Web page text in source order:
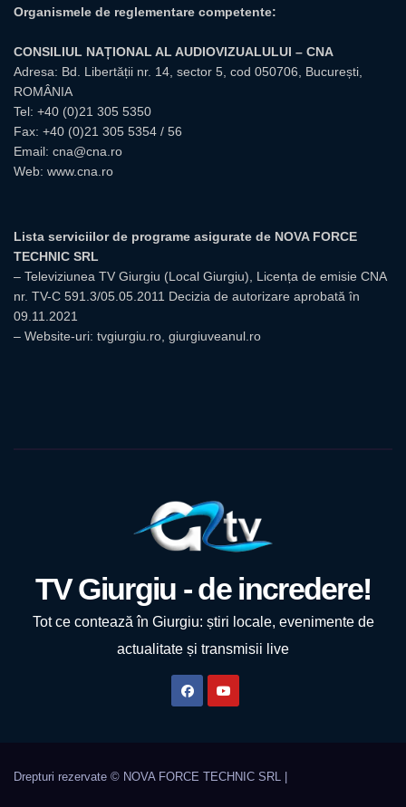
Organismele de reglementare competente:
CONSILIUL NAȚIONAL AL AUDIOVIZUALULUI – CNA
Adresa: Bd. Libertății nr. 14, sector 5, cod 050706, București,
ROMÂNIA
Tel: +40 (0)21 305 5350
Fax: +40 (0)21 305 5354 / 56
Email: cna@cna.ro
Web: www.cna.ro
Lista serviciilor de programe asigurate de NOVA FORCE
TECHNIC SRL
– Televiziunea TV Giurgiu (Local Giurgiu), Licența de emisie CNA
nr. TV-C 591.3/05.05.2011 Decizia de autorizare aprobată în
09.11.2021
– Website-uri: tvgiurgiu.ro, giurgiuveanul.ro
TV Giurgiu - de incredere!
Tot ce contează în Giurgiu: știri locale, evenimente de
actualitate și transmisii live